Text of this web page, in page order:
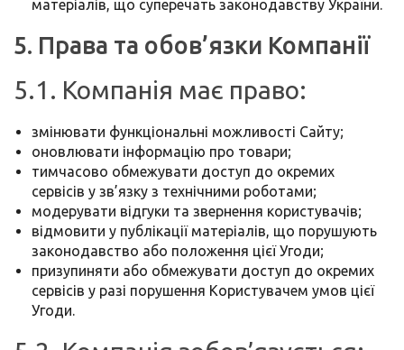
матеріалів, що суперечать законодавству України.
5. Права та обов’язки Компанії
5.1. Компанія має право:
змінювати функціональні можливості Сайту;
оновлювати інформацію про товари;
тимчасово обмежувати доступ до окремих
сервісів у зв’язку з технічними роботами;
модерувати відгуки та звернення користувачів;
відмовити у публікації матеріалів, що порушують
законодавство або положення цієї Угоди;
призупиняти або обмежувати доступ до окремих
сервісів у разі порушення Користувачем умов цієї
Угоди.